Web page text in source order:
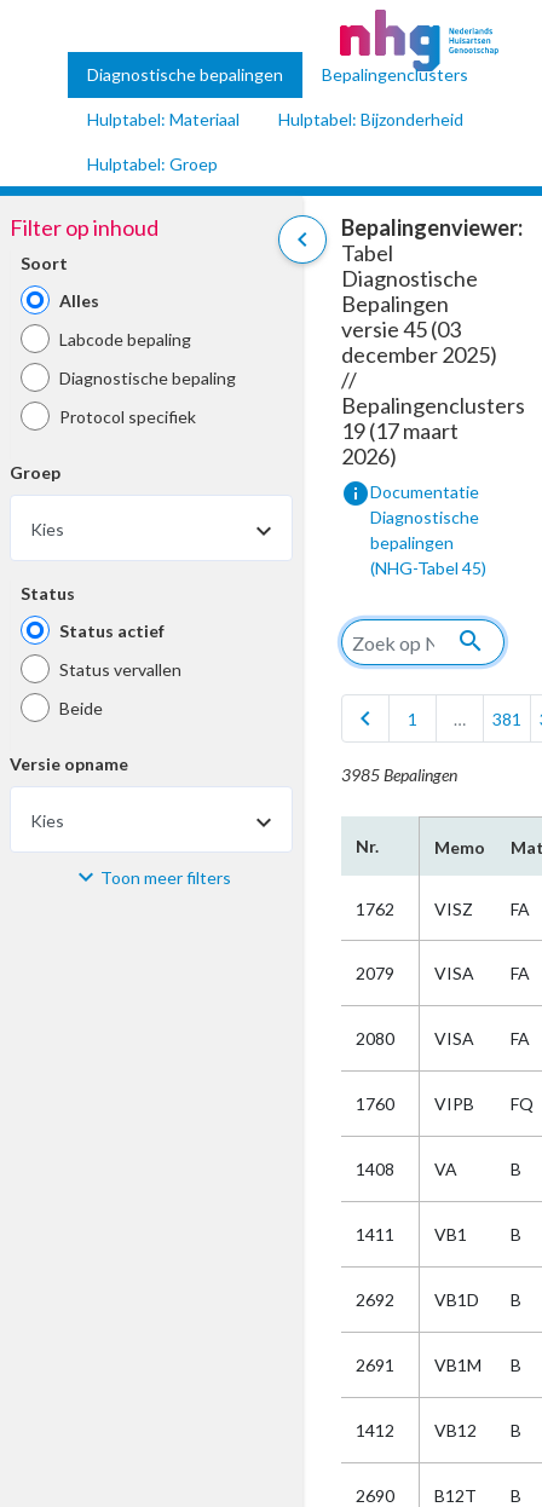
Diagnostische bepalingen Bepalingenclusters
Hulptabel: Materiaal Hulptabel: Bijzonderheid
Hulptabel: Groep
chevron_left
Filter op inhoud
Soort
Alles
Labcode bepaling
Diagnostische bepaling
Protocol specifiek
Groep
Kies
Status
Status actief
Status vervallen
Beide
Versie opname
Kies
Materiaal Toon meer filters
Bepalingenviewer:
Tabel
Diagnostische
Bepalingen
versie 45 (03
december 2025)
//
Bepalingenclusters
19 (17 maart
2026)
infoDocumentatie
Diagnostische
bepalingen
(NHG-Tabel 45)
search
chevron_left 1 … 381
3985 Bepalingen
Nr. Memo
1762 VISZ FA
2079 VISA FA
2080 VISA FA
1760 VIPB FQ
1408 VA B
1411 VB1 B
2692 VB1D B
2691 VB1M B
1412 VB12 B
2690 B12T B